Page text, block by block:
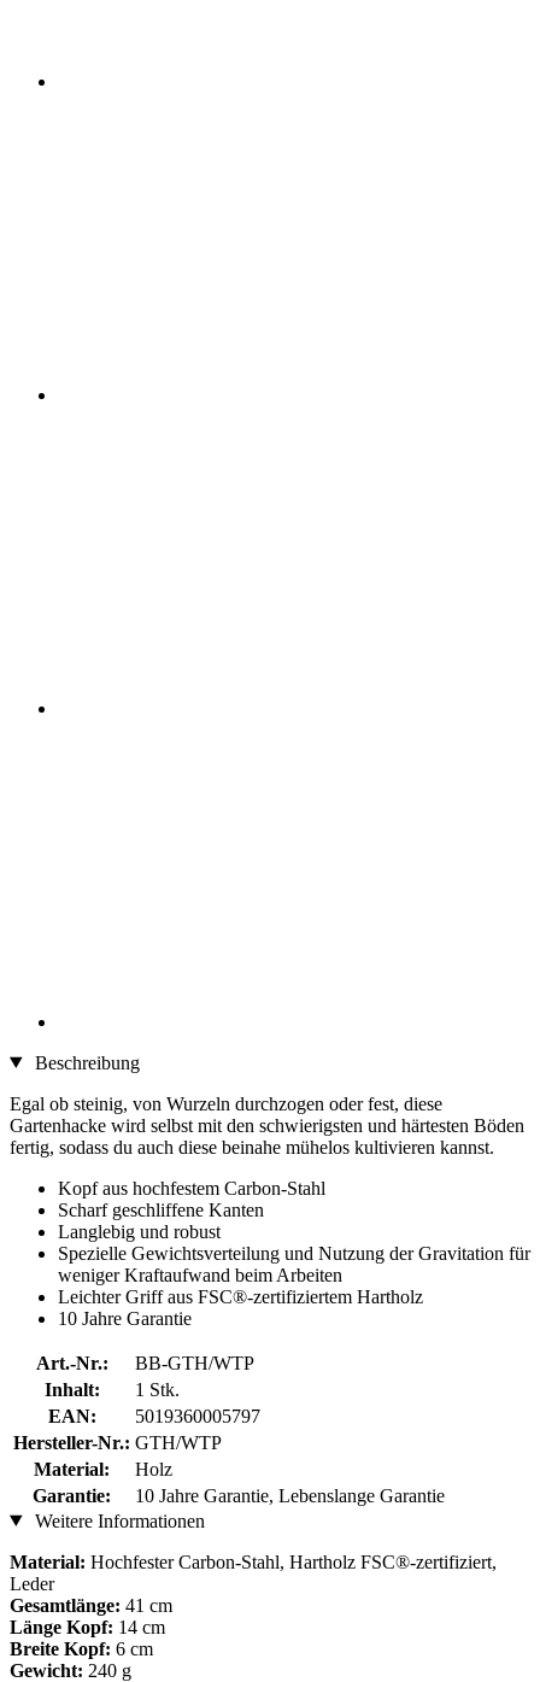
Beschreibung
Egal ob steinig, von Wurzeln durchzogen oder fest, diese
Gartenhacke wird selbst mit den schwierigsten und härtesten Böden
fertig, sodass du auch diese beinahe mühelos kultivieren kannst.
Kopf aus hochfestem Carbon-Stahl
Scharf geschliffene Kanten
Langlebig und robust
Spezielle Gewichtsverteilung und Nutzung der Gravitation für
weniger Kraftaufwand beim Arbeiten
Leichter Griff aus FSC®-zertifiziertem Hartholz
10 Jahre Garantie
Art.-Nr.:
BB-GTH/WTP
Inhalt:
1 Stk.
EAN:
5019360005797
Hersteller-Nr.: GTH/WTP
Material:
Holz
Garantie:
10 Jahre Garantie, Lebenslange Garantie
Weitere Informationen
Material: Hochfester Carbon-Stahl, Hartholz FSC®-zertifiziert,
Leder
Gesamtlänge: 41 cm
Länge Kopf: 14 cm
Breite Kopf: 6 cm
Gewicht: 240 g